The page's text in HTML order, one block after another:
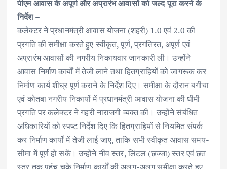
पीएम आवास के अपूर्ण और अप्रारंभ आवासों को जल्द पूरा करने के
निर्देश –
कलेक्टर ने प्रधानमंत्री आवास योजना (शहरी) 1.0 एवं 2.0 की
प्रगति की समीक्षा करते हुए स्वीकृत, पूर्ण, प्रगतिरत, अपूर्ण एवं
अप्रारंभ आवासों की नगरीय निकायवार जानकारी ली। उन्होंने
आवास निर्माण कार्यों में तेजी लाने तथा हितग्राहियों को जागरूक कर
निर्माण कार्य शीघ्र पूर्ण कराने के निर्देश दिए। समीक्षा के दौरान बगीचा
एवं कोतबा नगरीय निकायों में प्रधानमंत्री आवास योजना की धीमी
प्रगति पर कलेक्टर ने गहरी नाराजगी व्यक्त की। उन्होंने संबंधित
अधिकारियों को स्पष्ट निर्देश दिए कि हितग्राहियों से नियमित संपर्क
कर निर्माण कार्यों में तेजी लाई जाए, ताकि सभी स्वीकृत आवास समय-
सीमा में पूर्ण हो सकें। उन्होंने नींव स्तर, लिंटल (छज्जा) स्तर एवं छत